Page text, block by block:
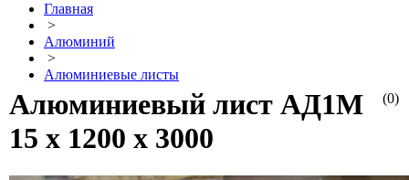
Главная
>
Алюминий
>
Алюминиевые листы
(0)
Алюминиевый лист АД1М
15 х 1200 х 3000